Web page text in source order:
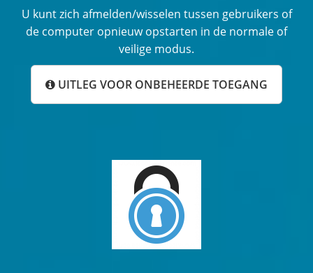
U kunt zich afmelden/wisselen tussen gebruikers of
de computer opnieuw opstarten in de normale of
veilige modus.
UITLEG VOOR ONBEHEERDE TOEGANG